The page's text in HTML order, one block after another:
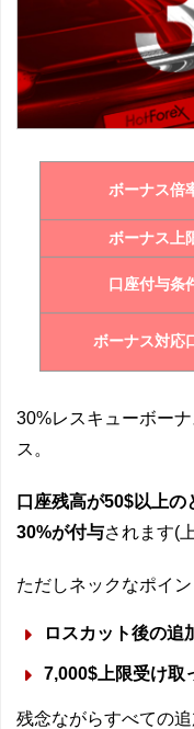
ボーナス倍
ボーナス上
口座付与条
ボーナス対応
30%レスキューボー
ス。
口座残高が50$以上
30%が付与されます(
ただしネックなポイン
ロスカット後の追
7,000$上限受け取
残念ながらすべての